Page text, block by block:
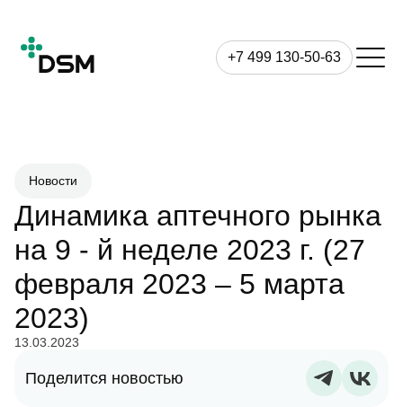
+7 499 130-50-63
Новости
Динамика аптечного рынка
на 9 - й неделе 2023 г. (27
февраля 2023 – 5 марта
2023)
13.03.2023
Поделится новостью